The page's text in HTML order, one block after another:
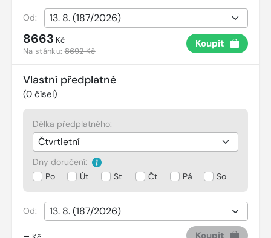
Od:
8663 Kč
Na stánku:8692 Kč
Koupit
Vlastní předplatné
(0 čísel)
Délka předplatného:
Dny doručení:
Po
Út St Čt Pá So
Od:
Koupit